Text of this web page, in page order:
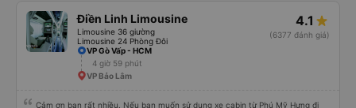
Điền Linh Limousine
Limousine 36 giường
Limousine 24 Phòng Đôi
4.1
(6377 đánh giá)
VP Gò Vấp - HCM
4 giờ 59 phút
VP Bảo Lâm
Cảm ơn bạn rất nhiều. Nếu bạn muốn sử dụng xe cabin từ Phú Mỹ Hưng đi